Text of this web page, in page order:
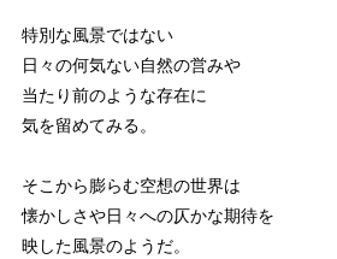
特別な風景ではない
日々の何気ない自然の営みや
当たり前のような存在に
気を留めてみる。
そこから膨らむ空想の世界は
懐かしさや日々への仄かな期待を
映した風景のようだ。